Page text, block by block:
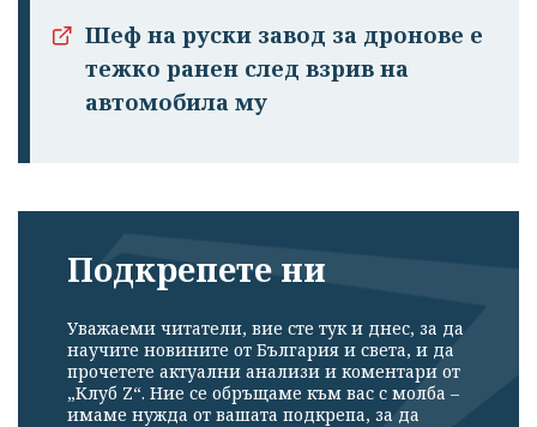
Шеф на руски завод за дронове е
тежко ранен след взрив на
автомобила му
Подкрепете ни
Уважаеми читатели, вие сте тук и днес, за да
научите новините от България и света, и да
прочетете актуални анализи и коментари от
„Клуб Z“. Ние се обръщаме към вас с молба –
имаме нужда от вашата подкрепа, за да